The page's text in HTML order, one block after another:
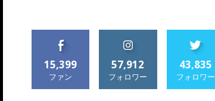
15,399
ファン
57,912
フォロワー
43,835
フォロワー